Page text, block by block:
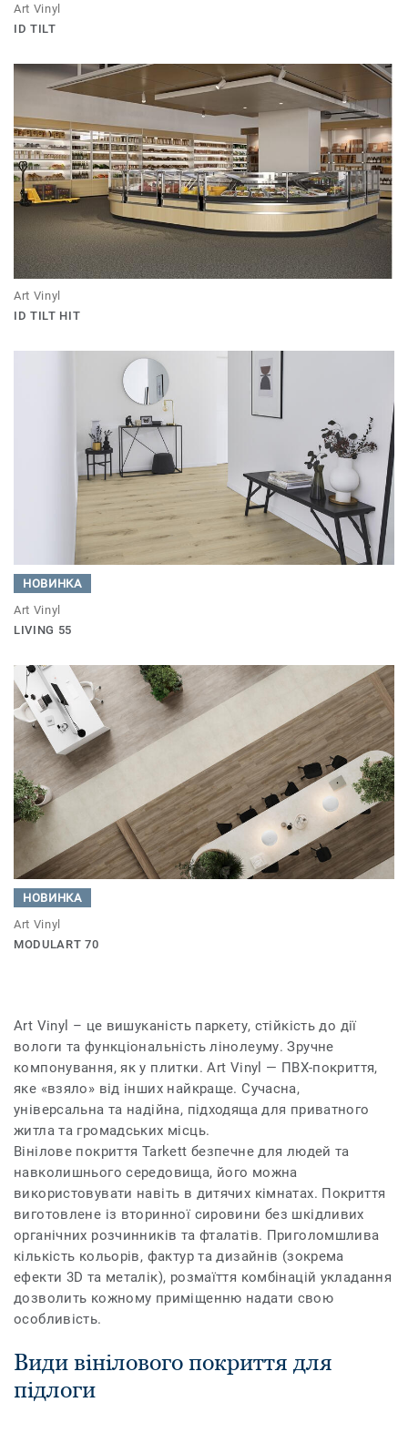
Art Vinyl
ID TILT
Art Vinyl
ID TILT HIT
НОВИНКА
Art Vinyl
LIVING 55
НОВИНКА
Art Vinyl
MODULART 70
Art Vinyl – це вишуканість паркету, стійкість до дії
вологи та функціональність лінолеуму. Зручне
компонування, як у плитки. Art Vinyl — ПВХ-покриття,
яке «взяло» від інших найкраще. Сучасна,
універсальна та надійна, підходяща для приватного
житла та громадських місць.
Вінілове покриття Tarkett безпечне для людей та
навколишнього середовища, його можна
використовувати навіть в дитячих кімнатах. Покриття
виготовлене із вторинної сировини без шкідливих
органічних розчинників та фталатів. Приголомшлива
кількість кольорів, фактур та дизайнів (зокрема
ефекти 3D та металік), розмаїття комбінацій укладання
дозволить кожному приміщенню надати свою
особливість.
Види вінілового покриття для
підлоги